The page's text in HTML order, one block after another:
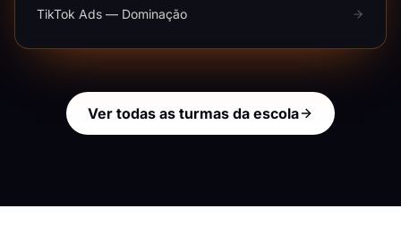
TikTok Ads — Dominação
Ver todas as turmas da escola